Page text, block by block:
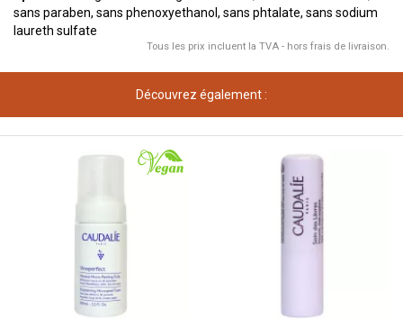
sans paraben, sans phenoxyethanol, sans phtalate, sans sodium
laureth sulfate
Tous les prix incluent la TVA - hors frais de livraison.
Découvrez également :